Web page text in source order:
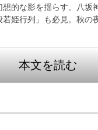
的な影を揺らす。八坂
若姫行列」も必見。秋の
本文を読む